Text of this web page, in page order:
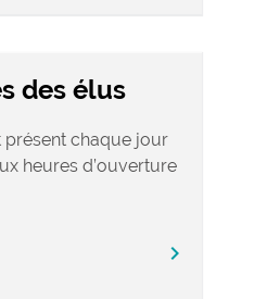
des élus
présent chaque jour
heures d’ouverture
chevron_right